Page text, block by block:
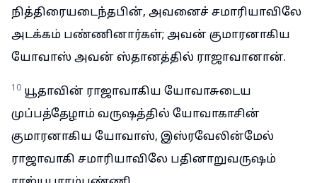
நித்திரையடைந்தபின், அவனைச் சமாரியாவிலே
அடக்கம் பண்ணினார்கள்; அவன் குமாரனாகிய
யோவாஸ் அவன் ஸ்தானத்தில் ராஜாவானான்.
10 யூதாவின் ராஜாவாகிய யோவாசுடைய
முப்பத்தேழாம் வருஷத்தில் யோவாகாசின்
குமாரனாகிய யோவாஸ், இஸ்ரவேலின்மேல்
ராஜாவாகி சமாரியாவிலே பதினாறுவருஷம்